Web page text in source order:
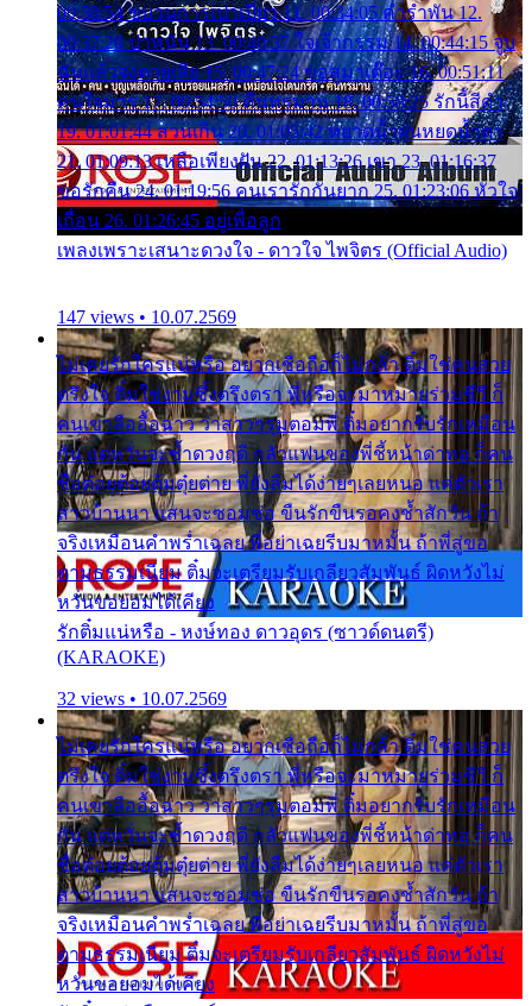
00:30:54 ขบวนการเปาเปียว 11. 00:34:05 คำรำพัน 12.
00:37:20 ปาหนัน 13. 00:40:37 ใจเจ้ากรรม 14. 00:44:15 จูบ
ฉันแล้วจงตายเสีย 15. 00:47:24 ขอสูมาเต๊อะ 16. 00:51:11
คนใจมาร 17. 00:54:50 คืนทรมาน 18. 00:58:25 รักนี้สีดำ
19. 01:01:44 ส่วนเกิน 20. 01:05:42 หยาดน้ำฝนหยดน้ำตา
21. 01:09:13 เหลือเพียงฝัน 22. 01:13:26 เขา 23. 01:16:37
ขอรักคืน 24. 01:19:56 คนเรารักกันยาก 25. 01:23:06 หัวใจ
เถื่อน 26. 01:26:45 อยู่เพื่อลูก
เพลงเพราะเสนาะดวงใจ - ดาวใจ ไพจิตร (Official Audio)
147 views • 10.07.2569
ไม่เคยรักใครแน่หรือ อยากเชื่อถือก็ไม่กล้า ติ๋มใช่คนสวย
ตรึงใจ ติ๋มใช่งามซึ้งตรึงตรา พี่หรือจะมาหมายร่วมชีวี ก็
คนเขาลืออื้อฉาว ว่าสาวๆรุมตอมพี่ ติ๋มอยากรับรักเหมือน
กัน แต่หวั่นจะช้ำดวงฤดี กลัวแฟนของพี่ชี้หน้าด่าทอ ก็คน
ชื่อต๋อยต้อยตุ้มตุ๋ยต่าย พี่ยังลืมได้ง่ายๆเลยหนอ แค่ตัวเรา
สาวบ้านนา แสนจะซอมซ่อ ขืนรักขืนรอคงช้ำสักวัน ถ้า
จริงเหมือนคำพร่ำเฉลย พี่อย่าเฉยรีบมาหมั้น ถ้าพี่สู่ขอ
ตามธรรมเนียม ติ๋มจะเตรียมรับเกลียวสัมพันธ์ ผิดหวังไม่
หวั่นขอยอมได้เคียง
รักติ๋มแน่หรือ - หงษ์ทอง ดาวอุดร (ซาวด์ดนตรี)
(KARAOKE)
32 views • 10.07.2569
ไม่เคยรักใครแน่หรือ อยากเชื่อถือก็ไม่กล้า ติ๋มใช่คนสวย
ตรึงใจ ติ๋มใช่งามซึ้งตรึงตรา พี่หรือจะมาหมายร่วมชีวี ก็
คนเขาลืออื้อฉาว ว่าสาวๆรุมตอมพี่ ติ๋มอยากรับรักเหมือน
กัน แต่หวั่นจะช้ำดวงฤดี กลัวแฟนของพี่ชี้หน้าด่าทอ ก็คน
ชื่อต๋อยต้อยตุ้มตุ๋ยต่าย พี่ยังลืมได้ง่ายๆเลยหนอ แค่ตัวเรา
สาวบ้านนา แสนจะซอมซ่อ ขืนรักขืนรอคงช้ำสักวัน ถ้า
จริงเหมือนคำพร่ำเฉลย พี่อย่าเฉยรีบมาหมั้น ถ้าพี่สู่ขอ
ตามธรรมเนียม ติ๋มจะเตรียมรับเกลียวสัมพันธ์ ผิดหวังไม่
หวั่นขอยอมได้เคียง